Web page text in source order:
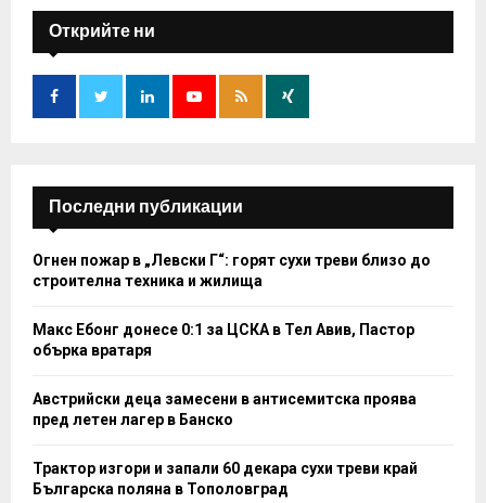
f
o
:
E
A
H
Открийте ни
Последни публикации
Огнен пожар в „Левски Г“: горят сухи треви близо до
строителна техника и жилища
Макс Ебонг донесе 0:1 за ЦСКА в Тел Авив, Пастор
обърка вратаря
Австрийски деца замесени в антисемитска проява
пред летен лагер в Банско
Трактор изгори и запали 60 декара сухи треви край
Българска поляна в Тополовград